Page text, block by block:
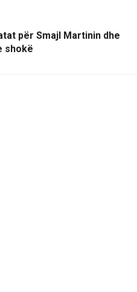
për Smajl Martinin dhe
shokë